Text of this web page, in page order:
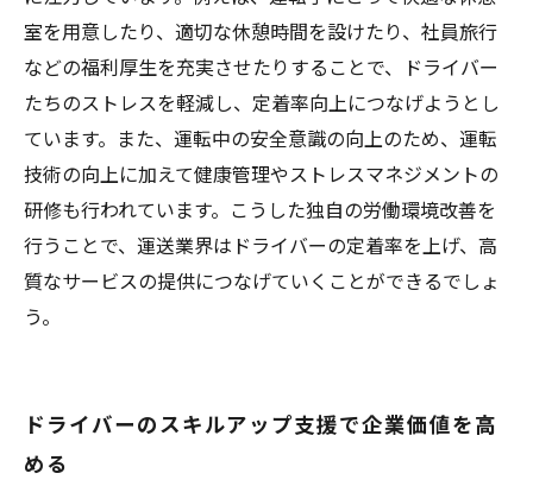
室を用意したり、適切な休憩時間を設けたり、社員旅行
などの福利厚生を充実させたりすることで、ドライバー
たちのストレスを軽減し、定着率向上につなげようとし
ています。また、運転中の安全意識の向上のため、運転
技術の向上に加えて健康管理やストレスマネジメントの
研修も行われています。こうした独自の労働環境改善を
行うことで、運送業界はドライバーの定着率を上げ、高
質なサービスの提供につなげていくことができるでしょ
う。
ドライバーのスキルアップ支援で企業価値を高
める